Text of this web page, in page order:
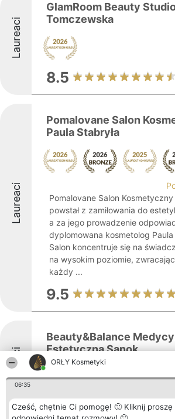
ORŁY Kosmetyki
06:35
Cześć, chętnie Ci pomogę! 🙂 Kliknij proszę
Laureaci
GlamRoom Beauty
Tomczewska
8.5
Laureaci
Pomalovane Salon
Paula Stabryła
Pomalovane Salon
powstał z zamiłowania do
a za jego prowadzenie
dyplomowana kosmetolog Paula
Salon koncentruje się na
na wysokim poziomie,
każdy ...
9.5
Laureaci
Beauty&Balance
Estetyczna Sanok
8.9